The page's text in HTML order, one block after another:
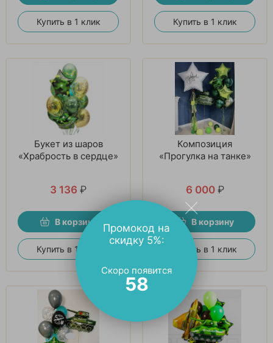
Купить в 1 клик Купить в 1 клик
Букет из шаров
«Храбрость в сердце»
3 136 ₽
В корзину
Купить в 1 клик
Композиция
«Прогулка на танке»
6 000 ₽
В корзину
Купить в 1 клик
Промокод на
скидку 5%:
Скоро появится
56